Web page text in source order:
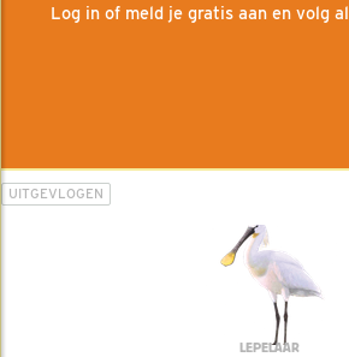
Log in of meld je gratis aan en volg
UITGEVLOGEN
LEPELAAR